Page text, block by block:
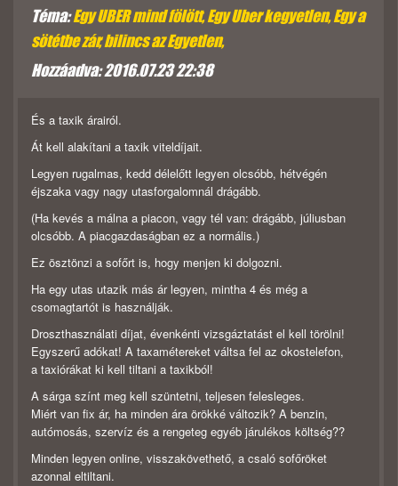
Téma:Egy UBER mind fölött, Egy Uber kegyetlen, Egy a
sötétbe zár, bilincs az Egyetlen,
Hozzáadva: 2016.07.23 22:38
És a taxik árairól.
Át kell alakítani a taxik viteldíjait.
Legyen rugalmas, kedd délelőtt legyen olcsóbb, hétvégén
éjszaka vagy nagy utasforgalomnál drágább.
(Ha kevés a málna a piacon, vagy tél van: drágább, júliusban
olcsóbb. A piacgazdaságban ez a normális.)
Ez ösztönzi a sofőrt is, hogy menjen ki dolgozni.
Ha egy utas utazik más ár legyen, mintha 4 és még a
csomagtartót is használják.
Droszthasználati díjat, évenkénti vizsgáztatást el kell törölni!
Egyszerű adókat! A taxamétereket váltsa fel az okostelefon,
a taxiórákat ki kell tiltani a taxikból!
A sárga színt meg kell szüntetni, teljesen felesleges.
Miért van fix ár, ha minden ára örökké változik? A benzin,
autómosás, szervíz és a rengeteg egyéb járulékos költség??
Minden legyen online, visszakövethető, a csaló sofőröket
azonnal eltiltani.